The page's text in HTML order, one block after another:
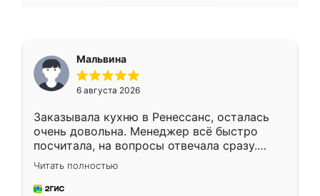
Мальвина
6 августа 2026
Заказывала кухню в Ренессанс, осталась
очень довольна. Менеджер всё быстро
посчитала, на вопросы отвечала сразу.
Замерщик приехал в субботу, подошёл к
делу со всей ответственностью. Собрали
за день, ребята работали аккуратно, даже
Читать полностью